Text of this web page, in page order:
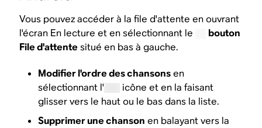
Vous pouvez accéder à la file d'attente en ouvrant
l'écran En lecture et en sélectionnant le
bouton
File d'attente situé en bas à gauche.
Modifier l'ordre des chansonsen
sélectionnant l'
icône et en la faisant
glisser vers le haut ou le bas dans la liste.
Supprimer une chanson en balayant vers la